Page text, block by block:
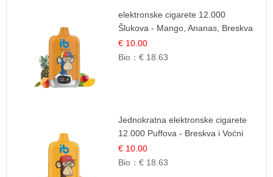
elektronske cigarete 12.000
Šlukova - Mango, Ananas, Breskva
| Tropska Voćna Mješavina
€ 10.00
Bio：€ 18.63
Jednokratna elektronske cigarete
12.000 Puffova - Breskva i Voćni
Sok | Osježavajuća Voćna
Mješavina
€ 10.00
Bio：€ 18.63